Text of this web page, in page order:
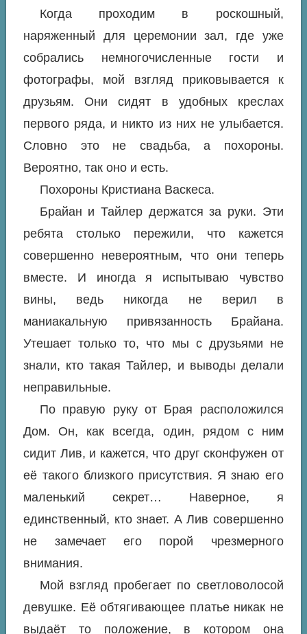
Когда проходим в роскошный,
наряженный для церемонии зал, где уже
собрались немногочисленные гости и
фотографы, мой взгляд приковывается к
друзьям. Они сидят в удобных креслах
первого ряда, и никто из них не улыбается.
Словно это не свадьба, а похороны.
Вероятно, так оно и есть.
Похороны Кристиана Васкеса.
Брайан и Тайлер держатся за руки. Эти
ребята столько пережили, что кажется
совершенно невероятным, что они теперь
вместе. И иногда я испытываю чувство
вины, ведь никогда не верил в
маниакальную привязанность Брайана.
Утешает только то, что мы с друзьями не
знали, кто такая Тайлер, и выводы делали
неправильные.
По правую руку от Брая расположился
Дом. Он, как всегда, один, рядом с ним
сидит Лив, и кажется, что друг сконфужен от
её такого близкого присутствия. Я знаю его
маленький секрет… Наверное, я
единственный, кто знает. А Лив совершенно
не замечает его порой чрезмерного
внимания.
Мой взгляд пробегает по светловолосой
девушке. Её обтягивающее платье никак не
выдаёт то положение, в котором она